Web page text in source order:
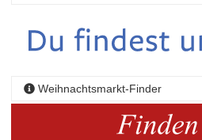
Weihnachtsmarkt-Finder